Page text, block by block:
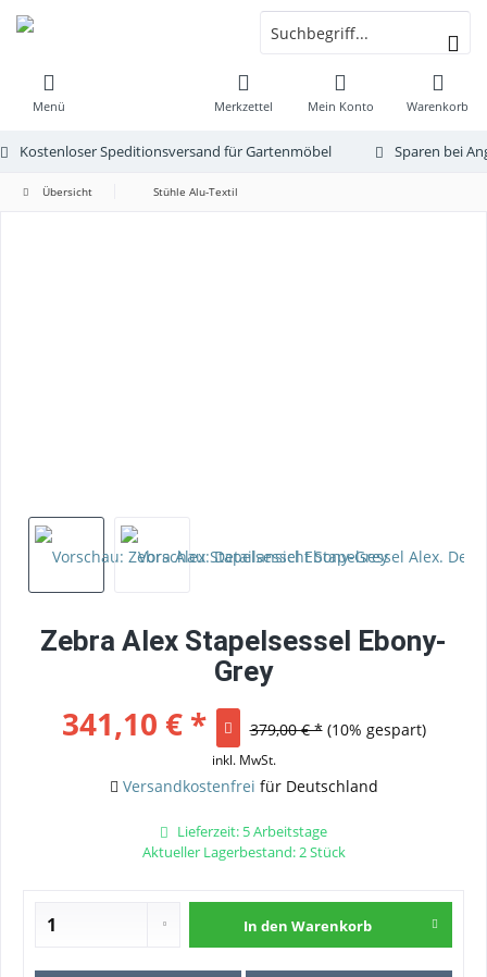
Menü Warenkorb
Merkzettel Mein Konto
Kostenloser Speditionsversand für Gartenmöbel Sparen bei
Übersicht Stühle Alu-Textil
Zebra Alex Stapelsessel Ebony-
Grey
341,10 € * 379,00 € * (10% gespart)
inkl. MwSt.
Versandkostenfrei für Deutschland
Lieferzeit: 5 Arbeitstage
Aktueller Lagerbestand: 2 Stück
In den Warenkorb